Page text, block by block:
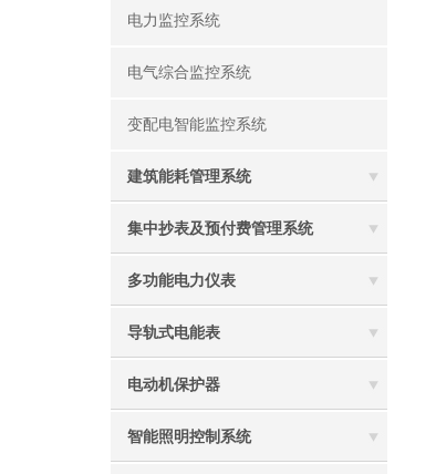
电力监控系统
电气综合监控系统
变配电智能监控系统
建筑能耗管理系统
集中抄表及预付费管理系统
多功能电力仪表
导轨式电能表
电动机保护器
智能照明控制系统